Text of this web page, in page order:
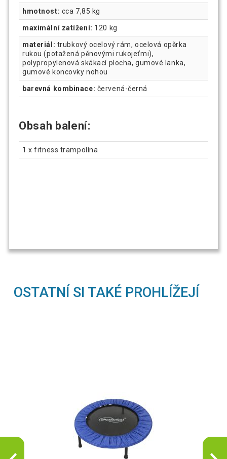
hmotnost: cca 7,85 kg
maximální zatížení: 120 kg
materiál: trubkový ocelový rám, ocelová opěrka
rukou (potažená pěnovými rukojeťmi),
polypropylenová skákací plocha, gumové lanka,
gumové koncovky nohou
barevná kombinace: červená-černá
Obsah balení:
1 x fitness trampolína
OSTATNÍ SI TAKÉ PROHLÍŽEJÍ